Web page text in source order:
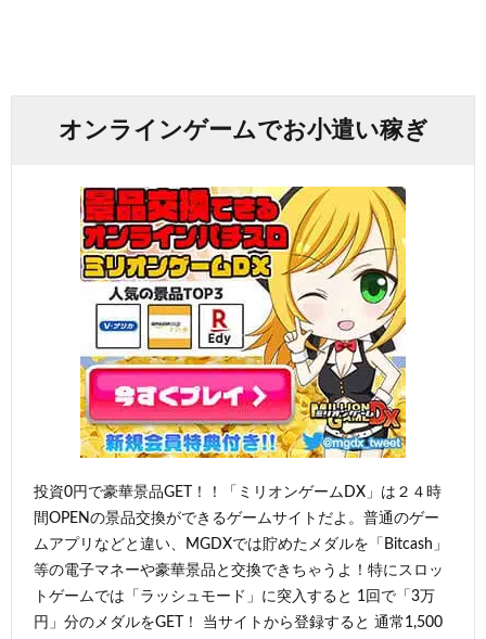
オンラインゲームでお小遣い稼ぎ
投資0円で豪華景品GET！！「ミリオンゲームDX」は２４時
間OPENの景品交換ができるゲームサイトだよ。普通のゲー
ムアプリなどと違い、MGDXでは貯めたメダルを「Bitcash」
等の電子マネーや豪華景品と交換できちゃうよ！特にスロッ
トゲームでは「ラッシュモード」に突入すると 1回で「3万
円」分のメダルをGET！ 当サイトから登録すると 通常1,500